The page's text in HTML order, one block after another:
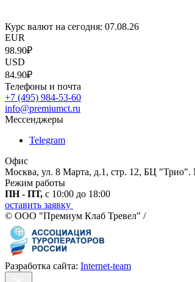
Курс валют на сегодня: 07.08.26
EUR
98.90₽
USD
84.90₽
Телефоны и почта
+7 (495) 984-53-60
info@premiumct.ru
Мессенджеры
Telegram
Офис
Москва, ул. 8 Марта, д.1, стр. 12, БЦ "Трио".
Режим работы
ПН - ПТ, с 10:00 до 18:00
оставить заявку
© ООО "Премиум Клаб Тревел" /
Разработка сайта: Internet-team